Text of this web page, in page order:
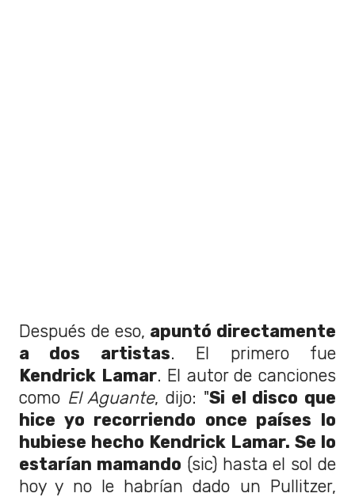
Después de eso, apuntó directamente
a dos artistas. El primero fue
Kendrick Lamar. El autor de canciones
como El Aguante, dijo: "Si el disco que
hice yo recorriendo once países lo
hubiese hecho Kendrick Lamar. Se lo
estarían mamando (sic) hasta el sol de
hoy y no le habrían dado un Pullitzer,